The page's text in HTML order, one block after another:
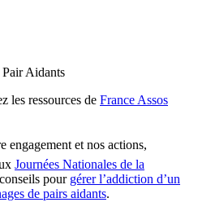
Aidants
les ressources de France Assos
et nos actions,
Journées Nationales de la
pour gérer l’addiction d’un
de pairs aidants.